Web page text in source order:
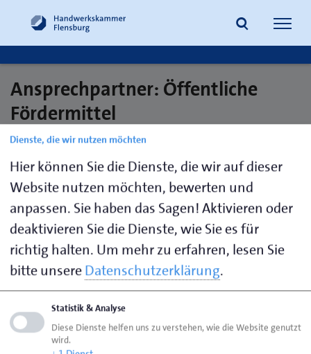
Suche
Ansprechpartner: Öffentliche
Fördermittel
Koll, Jörg 0461 866-134 j.koll@hwk-flensburg.de
Schädlich,
Heiko
0461 866-
135
h.schaedlich@hwk-
flensburg.de
Wellhausen,
Sönke
0461 866-
163
s.wellhausen@hwk-
flensburg.de
Seite empfehlen
Dienste, die wir nutzen möchten
Hier können Sie die Dienste, die wir auf dieser
Website nutzen möchten, bewerten und
anpassen. Sie haben das Sagen! Aktivieren oder
deaktivieren Sie die Dienste, wie Sie es für
richtig halten. Um mehr zu erfahren, lesen Sie
bitte unsereDatenschutzerklärung.
Statistik & Analyse
Diese Dienste helfen uns zu verstehen, wie die Website genutzt
wird.